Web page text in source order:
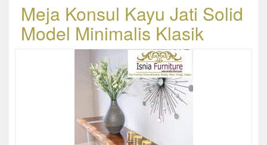
Meja Konsul Kayu Jati Solid
Model Minimalis Klasik